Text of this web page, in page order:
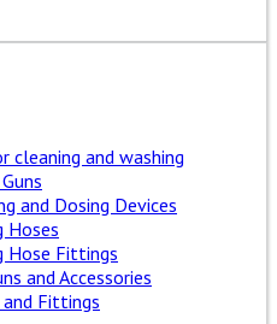
cleaning and washing
and Dosing Devices
Hoses
Hose Fittings
and Accessories
and Fittings